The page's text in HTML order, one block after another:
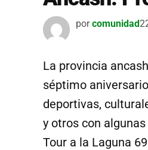
por comunidad
La provincia
séptimo
deportivas,
y otros con
Tour a la Laguna